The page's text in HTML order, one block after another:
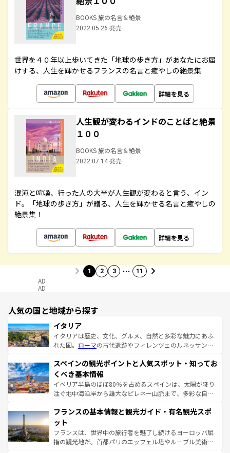
BOOKS 旅の名言＆絶景
2022.05.26 発売
世界を４０年以上歩いてきた「地球の歩き方」があなたにお届
けする、人生を輝かせるフランスの名言と癒やしの絶景集
詳細を見る
人生観が変わるインドのことばと絶景
１００
BOOKS 旅の名言＆絶景
2022.07.14 発売
混沌と喧噪、行った人の大半が人生観が変わると言う、イン
ド。「地球の歩き方」が贈る、人生を輝かせる名言と癒やしの
絶景集！
詳細を見る
1 2 3 … 11
AD
AD
人気の国と地域から探す
イタリア
イタリアは歴史、文化、グルメ、自然と多彩な魅力にあふ
れた国。 ローマの古代遺跡やフィレンツェのルネッサンス
ろん、トスカーナの美しい田園風景やアマルフィ海岸の絶
景など、自然景観も見逃せない。観光の合間には、本場の
ピザやパスタなど、絶品のイタリア料理を堪能することも
できる。朝目覚めてから夜眠るまで、すべての瞬間を楽し
なお、新着のイタリア情報はコンテンツ一覧を参照してほ
しい。
スペインの観光ポイントと人気スポット・知ってお
くべき基本情報
イベリア半島のほぼ80％を占めるスペインは、太陽が降り
注ぐ地中海沿岸から雄大なピレネー山脈まで、多彩な自然
文化が根付くこの国では、情熱的なフラメンコ、熱気あふ
れる闘牛、そして美味しいタパスが生活の一部となってい
る。首都マドリードの洗練された雰囲気や、バルセロナの
アートに溢れた街角から、地方では古代ローマ遺跡や中世
フランスの基本情報と観光ガイド・有名観光スポ
ット
フランスは、世界中の旅行者を魅了し続けるヨーロッパ屈
指の観光地だ。首都パリのエッフェル塔やルーブル美術館